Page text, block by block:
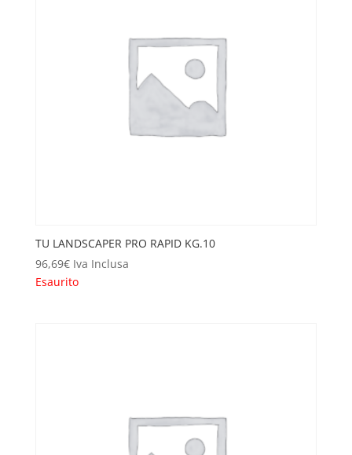
TU LANDSCAPER PRO RAPID KG.10
96,69€ Iva Inclusa
Esaurito